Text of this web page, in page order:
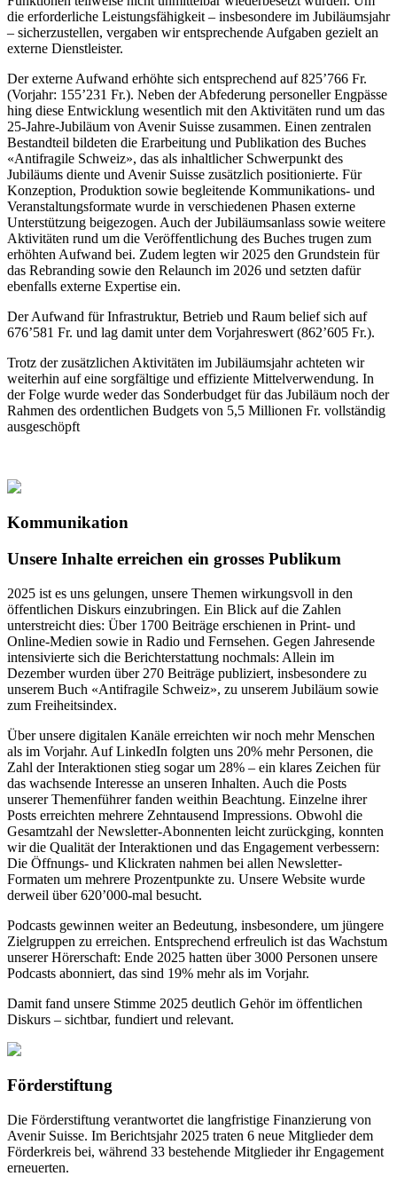
die erforderliche Leistungsfähigkeit – insbesondere im Jubiläumsjahr
– sicherzustellen, vergaben wir entsprechende Aufgaben gezielt an
externe Dienstleister.
Der externe Aufwand erhöhte sich entsprechend auf 825’766 Fr.
(Vorjahr: 155’231 Fr.). Neben der Abfederung personeller Engpässe
hing diese Entwicklung wesentlich mit den Aktivitäten rund um das
25-Jahre-Jubiläum von Avenir Suisse zusammen. Einen zentralen
Bestandteil bildeten die Erarbeitung und Publikation des Buches
«Antifragile Schweiz», das als inhaltlicher Schwerpunkt des
Jubiläums diente und Avenir Suisse zusätzlich positionierte. Für
Konzeption, Produktion sowie begleitende Kommunikations- und
Veranstaltungsformate wurde in verschiedenen Phasen externe
Unterstützung beigezogen. Auch der Jubiläumsanlass sowie weitere
Aktivitäten rund um die Veröffentlichung des Buches trugen zum
erhöhten Aufwand bei. Zudem legten wir 2025 den Grundstein für
das Rebranding sowie den Relaunch im 2026 und setzten dafür
ebenfalls externe Expertise ein.
Der Aufwand für Infrastruktur, Betrieb und Raum belief sich auf
676’581 Fr. und lag damit unter dem Vorjahreswert (862’605 Fr.).
Trotz der zusätzlichen Aktivitäten im Jubiläumsjahr achteten wir
weiterhin auf eine sorgfältige und effiziente Mittelverwendung. In
der Folge wurde weder das Sonderbudget für das Jubiläum noch der
Rahmen des ordentlichen Budgets von 5,5 Millionen Fr. vollständig
ausgeschöpft
Kommunikation
Unsere Inhalte erreichen ein grosses Publikum
2025 ist es uns gelungen, unsere Themen wirkungsvoll in den
öffentlichen Diskurs einzubringen. Ein Blick auf die Zahlen
unterstreicht dies: Über 1700 Beiträge erschienen in Print- und
Online-Medien sowie in Radio und Fernsehen. Gegen Jahresende
intensivierte sich die Berichterstattung nochmals: Allein im
Dezember wurden über 270 Beiträge publiziert, insbesondere zu
unserem Buch «Antifragile Schweiz», zu unserem Jubiläum sowie
zum Freiheitsindex.
Über unsere digitalen Kanäle erreichten wir noch mehr Menschen
als im Vorjahr. Auf LinkedIn folgten uns 20% mehr Personen, die
Zahl der Interaktionen stieg sogar um 28% – ein klares Zeichen für
das wachsende Interesse an unseren Inhalten. Auch die Posts
unserer Themenführer fanden weithin Beachtung. Einzelne ihrer
Posts erreichten mehrere Zehntausend Impressions. Obwohl die
Gesamtzahl der Newsletter-Abonnenten leicht zurückging, konnten
wir die Qualität der Interaktionen und das Engagement verbessern:
Die Öffnungs- und Klickraten nahmen bei allen Newsletter-
Formaten um mehrere Prozentpunkte zu. Unsere Website wurde
derweil über 620’000-mal besucht.
Podcasts gewinnen weiter an Bedeutung, insbesondere, um jüngere
Zielgruppen zu erreichen. Entsprechend erfreulich ist das Wachstum
unserer Hörerschaft: Ende 2025 hatten über 3000 Personen unsere
Podcasts abonniert, das sind 19% mehr als im Vorjahr.
Damit fand unsere Stimme 2025 deutlich Gehör im öffentlichen
Diskurs – sichtbar, fundiert und relevant.
Förderstiftung
Die Förderstiftung verantwortet die langfristige Finanzierung von
Avenir Suisse. Im Berichtsjahr 2025 traten 6 neue Mitglieder dem
Förderkreis bei, während 33 bestehende Mitglieder ihr Engagement
erneuerten.